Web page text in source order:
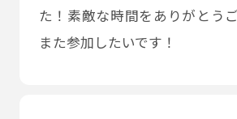
た！素敵な時間をありがとう
また参加したいです！